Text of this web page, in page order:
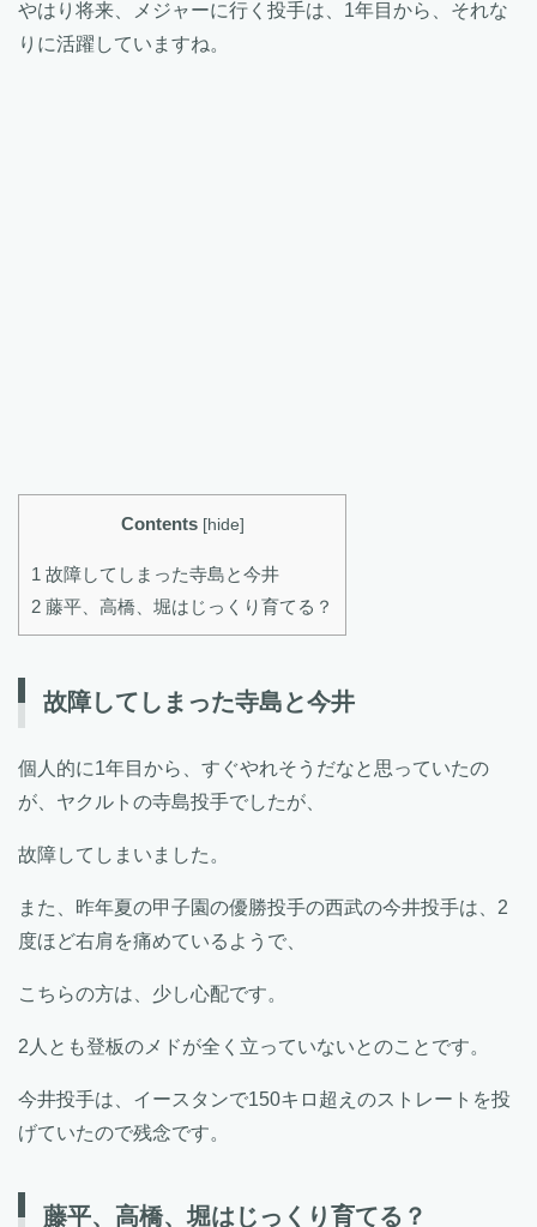
やはり将来、メジャーに行く投手は、1年目から、それな
りに活躍していますね。
Contents [hide]
1 故障してしまった寺島と今井
2 藤平、高橋、堀はじっくり育てる？
故障してしまった寺島と今井
個人的に1年目から、すぐやれそうだなと思っていたの
が、ヤクルトの寺島投手でしたが、
故障してしまいました。
また、昨年夏の甲子園の優勝投手の西武の今井投手は、2
度ほど右肩を痛めているようで、
こちらの方は、少し心配です。
2人とも登板のメドが全く立っていないとのことです。
今井投手は、イースタンで150キロ超えのストレートを投
げていたので残念です。
藤平、高橋、堀はじっくり育てる？